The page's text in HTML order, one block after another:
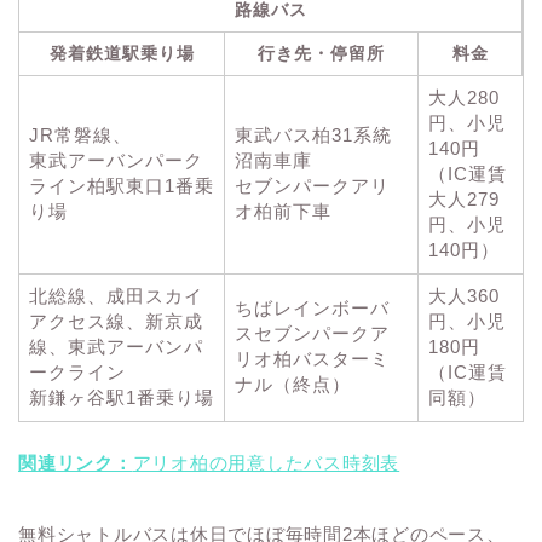
路線バス
発着鉄道駅乗り場 行き先・停留所 料金
JR常磐線、
東武アーバンパーク
ライン柏駅東口1番乗
り場
東武バス柏31系統
沼南車庫
セブンパークアリ
オ柏前下車
大人280
円、小児
140円
（IC運賃
大人279
円、小児
140円）
北総線、成田スカイ
アクセス線、新京成
線、東武アーバンパ
ークライン
新鎌ヶ谷駅1番乗り場
ちばレインボーバ
スセブンパークア
リオ柏バスターミ
ナル（終点）
大人360
円、小児
180円
（IC運賃
同額）
関連リンク： アリオ柏の用意したバス時刻表
無料シャトルバスは休日でほぼ毎時間2本ほどのペース、